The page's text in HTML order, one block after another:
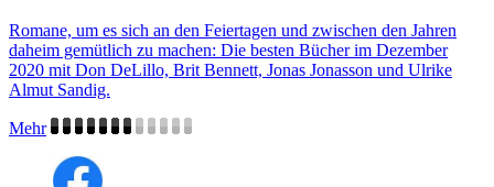
Romane, um es sich an den Feiertagen und zwischen den Jahren
daheim gemütlich zu machen: Die besten Bücher im Dezember
2020 mit Don DeLillo, Brit Bennett, Jonas Jonasson und Ulrike
Almut Sandig.
Mehr